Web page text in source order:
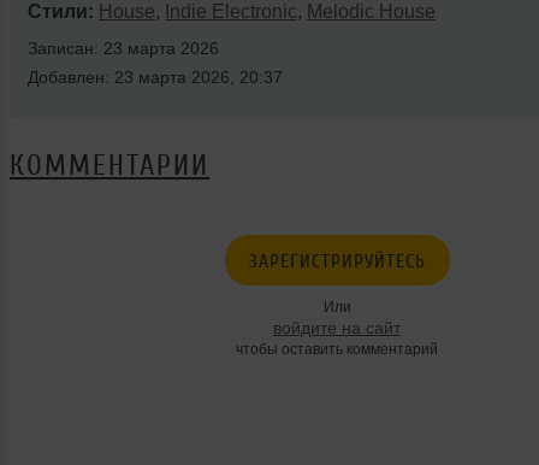
Стили: House, Indie Electronic, Melodic House
Записан: 23 марта 2026
Добавлен: 23 марта 2026, 20:37
КОММЕНТАРИИ
ЗАРЕГИСТРИРУЙТЕСЬ
Или
войдите на сайт
чтобы оставить комментарий